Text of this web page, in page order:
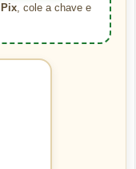
Pix, cole a chave e